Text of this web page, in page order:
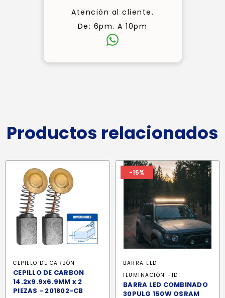
Atención al cliente.
De: 6pm. A 10pm
Productos relacionados
CEPILLO DE CARBÓN
CEPILLO DE CARBON
14.2x9.9x6.9MM x 2
PIEZAS - 201802-CB
-15%
BARRA LED
ILUMINACIÓN HID
BARRA LED COMBINADO
30PULG 150W OSRAM